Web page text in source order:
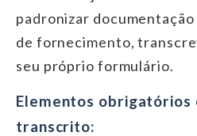
padronizar
de fornecimento,
seu próprio formulário.
Elementos obrigatórios
transcrito: